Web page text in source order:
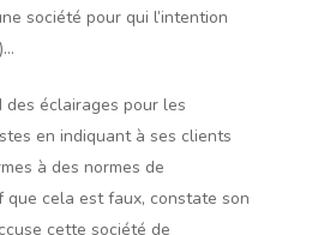
société pour qui l’intention
des éclairages pour les
en indiquant à ses clients
à des normes de
que cela est faux, constate son
cette société de